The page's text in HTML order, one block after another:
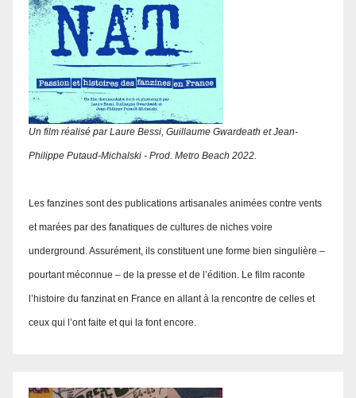
Un film réalisé par Laure Bessi, Guillaume Gwardeath et Jean-
Philippe Putaud-Michalski - Prod. Metro Beach 2022.
Les fanzines sont des publications artisanales animées contre vents
et marées par des fanatiques de cultures de niches voire
underground. Assurément, ils constituent une forme bien singulière –
pourtant méconnue – de la presse et de l’édition. Le film raconte
l’histoire du fanzinat en France en allant à la rencontre de celles et
ceux qui l’ont faite et qui la font encore.